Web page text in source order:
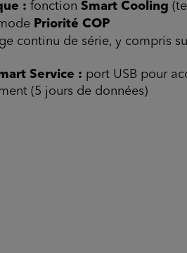
: fonction Smart Cooling
Priorité COP
continu de série, y compris
Service : port USB pour
(5 jours de données)